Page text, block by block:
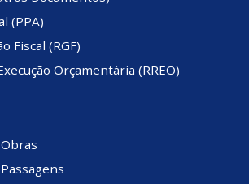
(PPA)
Fiscal (RGF)
Orçamentária (RREO)